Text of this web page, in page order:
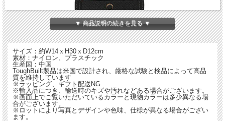
▼ 商品説明の続きを見る ▼
サイズ：約W14ｘH30ｘD12cm
素材：ナイロン、プラスチック
生産国：中国
ToughBuilt製品は米国で設計され、厳格な試験と検品によって高品
質を維持しています
※ラッピング、ギフト配送NG
※輸入品につき、輸送時のキズや汚れなどある場合がございます。
※画面上でご覧いただいているカラーと現物カラーは多少異なる場
合がございます。
※ロットにより写真とデザインや色味、仕様が異なる場合がござい
ます。